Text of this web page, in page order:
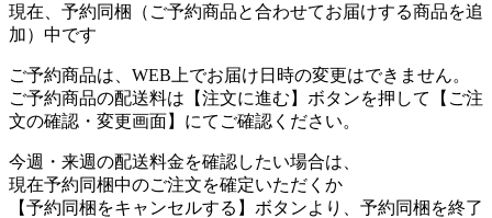
現在、予約同梱（ご予約商品と合わせてお届けする商品を追
加）中です
ご予約商品は、WEB上でお届け日時の変更はできません。
ご予約商品の配送料は【注文に進む】ボタンを押して【ご注
文の確認・変更画面】にてご確認ください。
今週・来週の配送料金を確認したい場合は、
現在予約同梱中のご注文を確定いただくか
【予約同梱をキャンセルする】ボタンより、予約同梱を終了